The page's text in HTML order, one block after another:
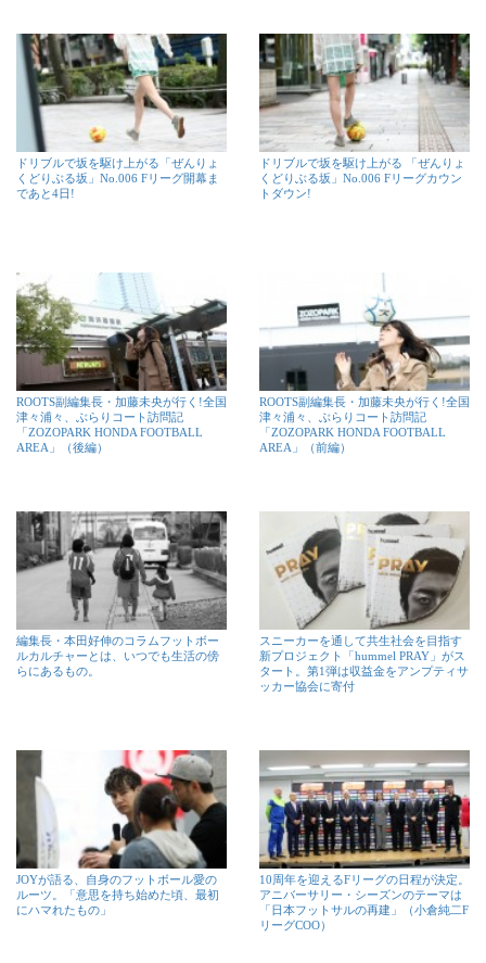
ドリブルで坂を駆け上がる「ぜんりょ
くどりぶる坂」No.006 Fリーグ開幕ま
であと4日!
ドリブルで坂を駆け上がる 「ぜんりょ
くどりぶる坂」No.006 Fリーグカウン
トダウン!
ROOTS副編集長・加藤未央が行く!全国
津々浦々、ぶらりコート訪問記
「ZOZOPARK HONDA FOOTBALL
AREA」（後編）
ROOTS副編集長・加藤未央が行く!全国
津々浦々、ぶらりコート訪問記
「ZOZOPARK HONDA FOOTBALL
AREA」（前編）
編集長・本田好伸のコラムフットボー
ルカルチャーとは、いつでも生活の傍
らにあるもの。
スニーカーを通して共生社会を目指す
新プロジェクト「hummel PRAY」がス
タート。第1弾は収益金をアンプティサ
ッカー協会に寄付
JOYが語る、自身のフットボール愛の
ルーツ。「意思を持ち始めた頃、最初
にハマれたもの」
10周年を迎えるFリーグの日程が決定。
アニバーサリー・シーズンのテーマは
「日本フットサルの再建」（小倉純二F
リーグCOO）